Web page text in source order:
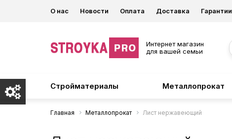
О нас Новости Оплата Доставка Гарантии
Интернет магазин
для вашей семьи
Стройматериалы Металлопрокат
Главная Металлопрокат Лист нержавеющий